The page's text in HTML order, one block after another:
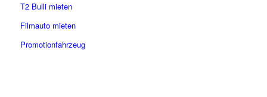
T2 Bulli mieten
Filmauto mieten
Promotionfahrzeug